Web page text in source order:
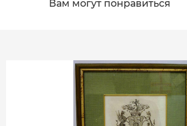
Вам могут понравиться